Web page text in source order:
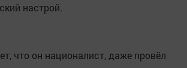
настрой.
что он националист, даже провёл